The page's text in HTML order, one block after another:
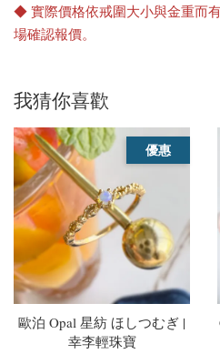
◆ 實際價格依戒圍大小與金重而
場確認報價。
我猜你喜歡
優惠
歐泊 Opal 星紡 ほしつむぎ |
幸李輕珠寶